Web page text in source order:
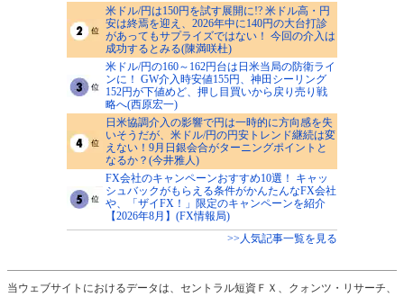
米ドル/円は150円を試す展開に!? 米ドル高・円
安は終焉を迎え、2026年中に140円の大台打診
があってもサプライズではない！ 今回の介入は
成功するとみる(陳満咲杜)
米ドル/円の160～162円台は日米当局の防衛ライ
ンに！ GW介入時安値155円、神田シーリング
152円が下値めど、押し目買いから戻り売り戦
略へ(西原宏一)
日米協調介入の影響で円は一時的に方向感を失
いそうだが、米ドル/円の円安トレンド継続は変
えない！9月日銀会合がターニングポイントと
なるか？(今井雅人)
FX会社のキャンペーンおすすめ10選！ キャッ
シュバックがもらえる条件がかんたんなFX会社
や、「ザイFX！」限定のキャンペーンを紹介
【2026年8月】(FX情報局)
>>人気記事一覧を見る
当ウェブサイトにおけるデータは、セントラル短資ＦＸ、クォンツ・リサーチ、